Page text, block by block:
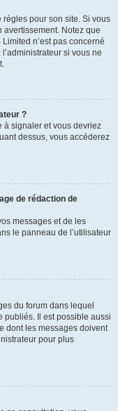
pour son site. Si vous
Notez que
n’est pas concerné
si vous ne
?
à signaler et vous devriez
dessus, vous accéderez
de rédaction de
messages et de les
le panneau de l’utilisateur
du forum dans lequel
publiés. Il est possible aussi
dont les messages doivent
pour plus